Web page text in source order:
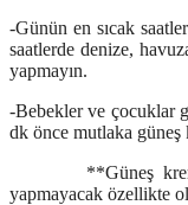
-Günün en sıcak
saatlerde denize,
yapmayın.
-Bebekler ve çocuklar
dk önce mutlaka
**Güneş kremi
yapmayacak